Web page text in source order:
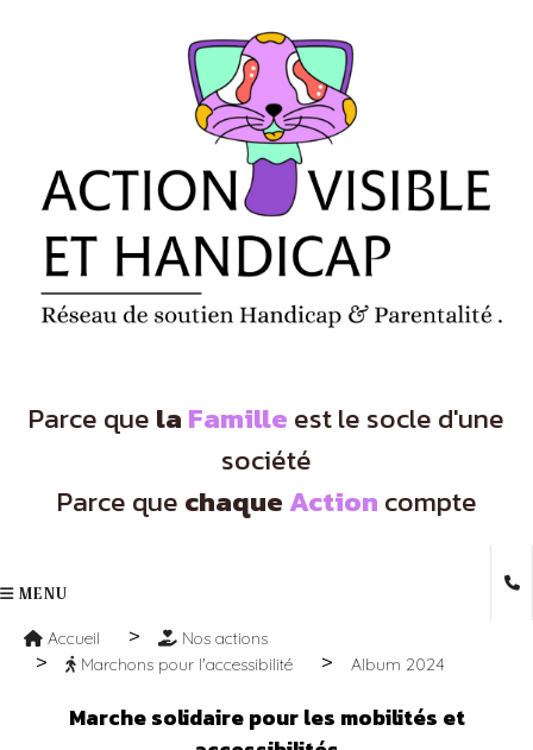
Parce que la Famille est le socle d'une
société
Parce que chaqueAction compte
MENU
Accueil
Nos actions
Marchons pour l'accessibilité
Album 2024
Marche solidaire pour les mobilités et